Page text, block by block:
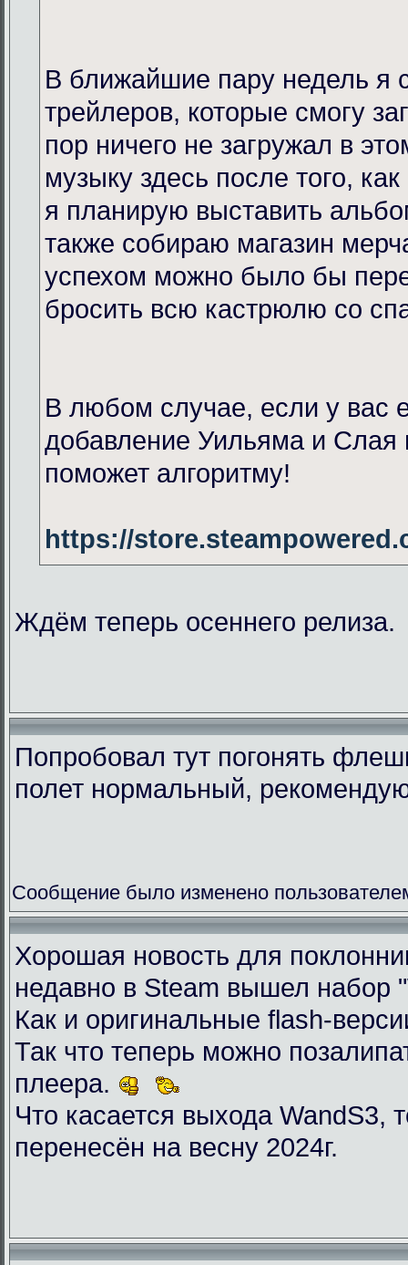
В ближайшие пару недель я
трейлеров, которые смогу
пор ничего не загружал в
музыку здесь после того,
я планирую выставить
также собираю магазин
успехом можно было бы
бросить всю кастрюлю со
В любом случае, если у вас
добавление Уильяма и Слая
поможет алгоритму!
https://
Ждём теперь осеннего релиза.
Попробовал тут погонять
полет нормальный,
Сообщение было изменено
Хорошая новость для
недавно в Steam вышел набор
Как и оригинальные flash-
Так что теперь можно
плеера.
Что касается выхода WandS3,
перенесён на весну 2024г.